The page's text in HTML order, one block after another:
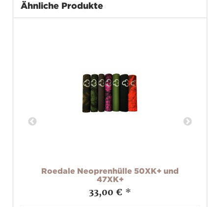
Ähnliche Produkte
Roedale Neoprenhülle 50XK+ und
47XK+
33,00 € *